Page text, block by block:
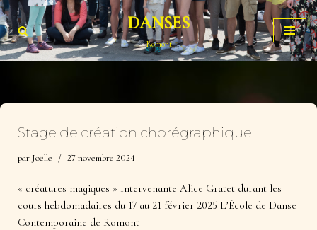
Aller
au
DANSES
Romont
Stage de création chorégraphique
par Joëlle 27 novembre 2024
« créatures magiques » Intervenante Alice Gratet durant les
cours hebdomadaires du 17 au 21 février 2025 L’École de Danse
Contemporaine de Romont